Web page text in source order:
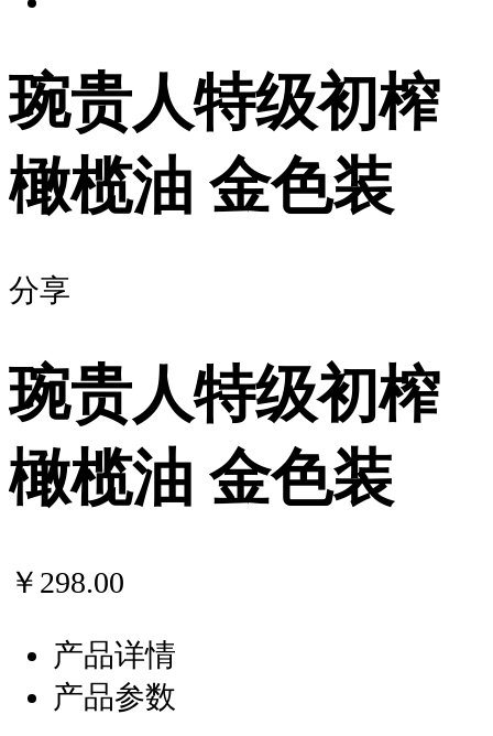
琬贵人特级初榨
橄榄油 金色装
分享
琬贵人特级初榨
橄榄油 金色装
￥298.00
产品详情
产品参数